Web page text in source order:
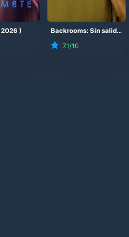
2026 )
Backrooms: Sin salida
7.1/10